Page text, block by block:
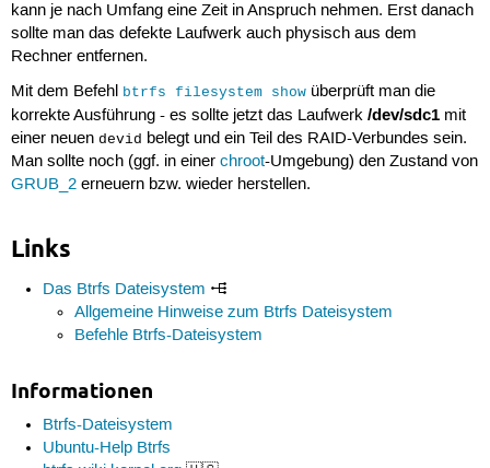
kann je nach Umfang eine Zeit in Anspruch nehmen. Erst danach
sollte man das defekte Laufwerk auch physisch aus dem
Rechner entfernen.
Mit dem Befehl btrfs filesystem showüberprüft man die
korrekte Ausführung - es sollte jetzt das Laufwerk /dev/sdc1mit
einer neuen devid belegt und ein Teil des RAID-Verbundes sein.
Man sollte noch (ggf. in einer chroot-Umgebung) den Zustand von
GRUB_2erneuern bzw. wieder herstellen.
Links
Das Btrfs Dateisystem
Allgemeine Hinweise zum Btrfs Dateisystem
Befehle Btrfs-Dateisystem
Informationen
Btrfs-Dateisystem
Ubuntu-Help Btrfs